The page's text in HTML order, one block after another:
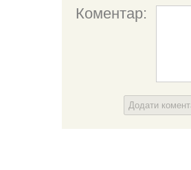
Коментар:
Додати